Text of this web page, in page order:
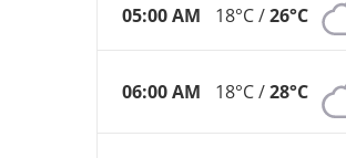
05:00 AM 18°C /26°C
06:00 AM 18°C /28°C